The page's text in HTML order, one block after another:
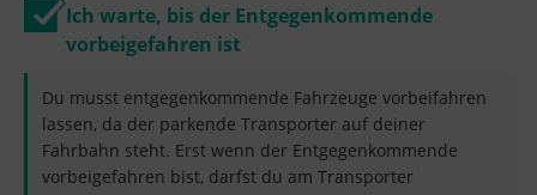
Ich warte, bis der Entgegenkommende
vorbeigefahren ist
Du musst entgegenkommende Fahrzeuge vorbeifahren
lassen, da der parkende Transporter auf deiner
Fahrbahn steht. Erst wenn der Entgegenkommende
vorbeigefahren bist, darfst du am Transporter